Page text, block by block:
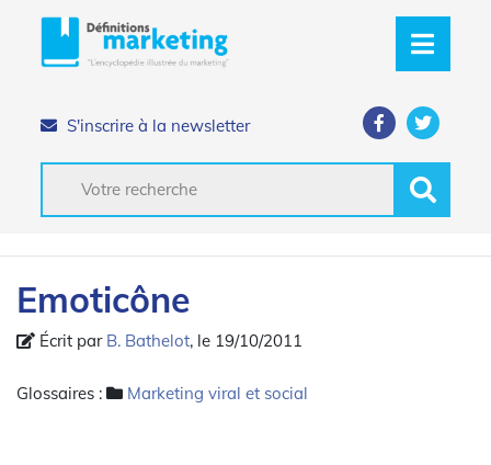
S'inscrire à la newsletter
Emoticône
Écrit par B. Bathelot, le 19/10/2011
Glossaires : Marketing viral et social